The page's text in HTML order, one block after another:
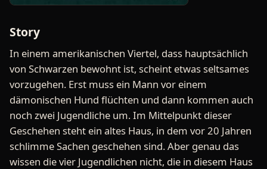
Story
In einem amerikanischen Viertel, dass hauptsächlich
von Schwarzen bewohnt ist, scheint etwas seltsames
vorzugehen. Erst muss ein Mann vor einem
dämonischen Hund flüchten und dann kommen auch
noch zwei Jugendliche um. Im Mittelpunkt dieser
Geschehen steht ein altes Haus, in dem vor 20 Jahren
schlimme Sachen geschehen sind. Aber genau das
wissen die vier Jugendlichen nicht, die in diesem Haus